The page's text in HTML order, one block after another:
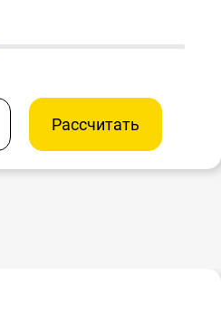
Рассчитать